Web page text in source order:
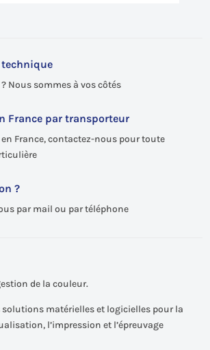
Nous sommes à vos côtés
France par transporteur
France, contactez-nous pour toute
?
par mail ou par téléphone
de la couleur.
solutions matérielles et logicielles pour la
l’impression et l’épreuvage